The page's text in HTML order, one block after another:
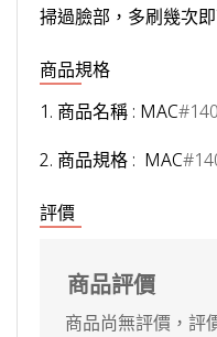
掃過臉部，多刷幾次
商品規格
1. 商品名稱 : MAC
2. 商品規格 : MAC
評價
商品評價
商品尚無評價，評